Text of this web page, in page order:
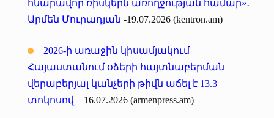
հնարավոր ռիսկերն առողջության համար»․
Արմեն Մուրադյան -19.07.2026 (kentron.am)
2026-ի առաջին կիսամյակում
Հայաստանում օձերի հայտնաբերման
վերաբերյալ կանչերի թիվն աճել է 13.3
տոկոսով – 16.07.2026 (armenpress.am)